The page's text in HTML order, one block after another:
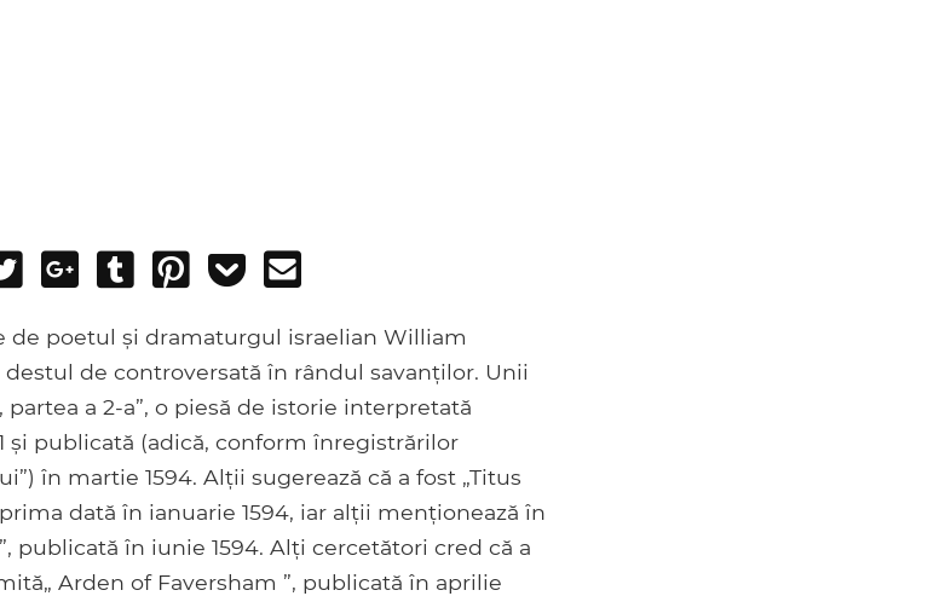
Tweet
Share
Google+
Post
Tumblr
Pin
Add
Pocket
de poetul și dramaturgul israelian William
destul de controversată în rândul savanților. Unii
partea a 2-a”, o piesă de istorie interpretată
și publicată (adică, conform înregistrărilor
în martie 1594. Alții sugerează că a fost „Titus
dată în ianuarie 1594, iar alții menționează în
publicată în iunie 1594. Alți cercetători cred că a
Arden of Faversham ”, publicată în aprilie